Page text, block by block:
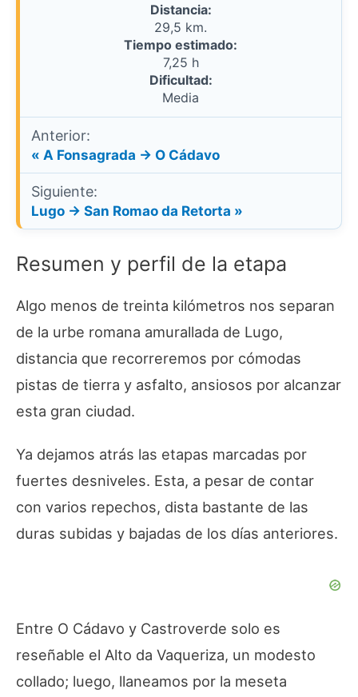
Distancia:
29,5 km.
Tiempo estimado:
7,25 h
Dificultad:
Media
Anterior:
« A Fonsagrada → O Cádavo
Siguiente:
Lugo → San Romao da Retorta »
Resumen y perfil de la etapa
Algo menos de treinta kilómetros nos separan
de la urbe romana amurallada de Lugo,
distancia que recorreremos por cómodas
pistas de tierra y asfalto, ansiosos por alcanzar
esta gran ciudad.
Ya dejamos atrás las etapas marcadas por
fuertes desniveles. Esta, a pesar de contar
con varios repechos, dista bastante de las
duras subidas y bajadas de los días anteriores.
Entre O Cádavo y Castroverde solo es
reseñable el Alto da Vaqueriza, un modesto
collado; luego, llaneamos por la meseta